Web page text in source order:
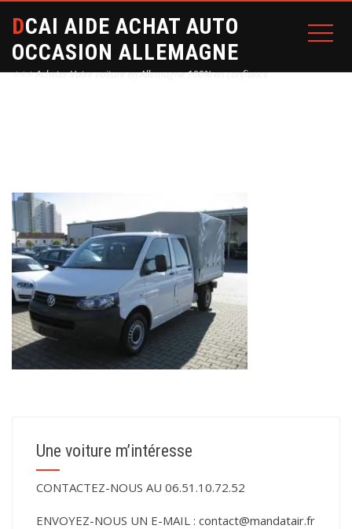
DCAI AIDE ACHAT AUTO
OCCASION ALLEMAGNE
⭐⭐⭐ Acheter Votre voiture en Allemagne 100% en confiance
Une voiture m’intéresse
CONTACTEZ-NOUS AU 06.51.10.72.52
ENVOYEZ-NOUS UN E-MAIL : contact@mandatair.fr